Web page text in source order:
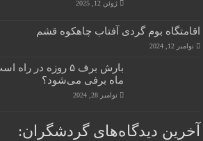
ژوئن 12, 2025
اقامتگاه بوم گردی آفتاب چاهکوه قشم
نوامبر 12, 2024
بارش برف ۵ روزه در
ماه برفی می‌شود؟
نوامبر 28, 2024
آخرین دیدگاه‌های گردشگران: